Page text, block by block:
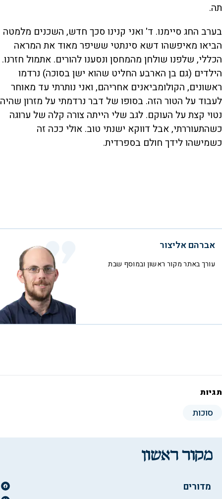
תה.
בערב החג סיימנו. ד' ואני קנינו סכך חדש, השכנים מלמטה
הביאו מאיפשהו דשא סינתטי ששיפר מאוד את המראה
הכללי, שלפנו שולחן מהמחסן ונסענו להורים. אתמול חזרנו.
הילדים (גם בן הארבע החליט שהוא ישן בסוכה) נרדמו
ראשונים, הקולומביאנים אחריהם, ואני נותרתי עד מאוחר
לעבוד על הטור הזה. בסופו של דבר נרדמתי על מזרון שהיה
נטוי קצת על העוקם. לגב שלי הייתה צורה קלה של ערוגה
כשהתעוררתי, אבל דווקא ישנתי טוב. אולי ככה זה
כשמישהו לידך חולם בספרדית.
אברהם אליצור
עורך באתר מקור ראשון ובמוסף שבת
תגיות
סוכות
מדורים